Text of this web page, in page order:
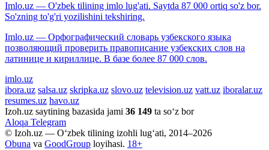
Imlo.uz — O'zbek tilining imlo lug'ati. Saytda 87 000 ortiq so'z bor.
So'zning to'g'ri yozilishini tekshiring.
Imlo.uz — Орфографический словарь узбекского языка
позволяющий проверить правописание узбекских слов на
латинице и кириллице. В базе более 87 000 слов.
imlo.uz
ibora.uz salsa.uz skripka.uz slovo.uz television.uz vatt.uz iboralar.uz
resumes.uz havo.uz
Izoh.uz saytining bazasida jami 36 149 ta so‘z bor
Aloqa Telegram
© Izoh.uz — O‘zbek tilining izohli lug‘ati, 2014–2026
Obuna va GoodGroup loyihasi. 18+